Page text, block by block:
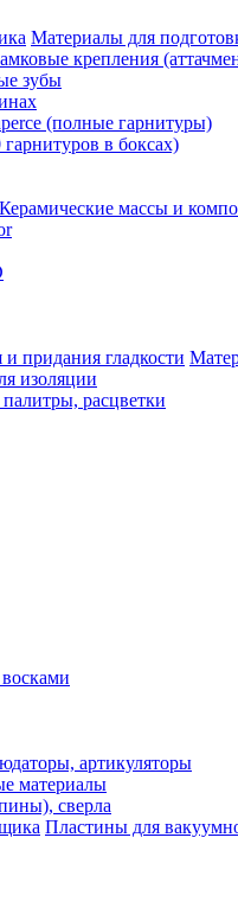
Материалы для
крепления
зубы
(полные гарнитуры)
в боксах)
Керамические массы и
изоляции
расцветки
артикуляторы
материалы
сверла
Пластины для